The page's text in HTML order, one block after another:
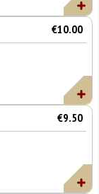
€10.00
€9.50